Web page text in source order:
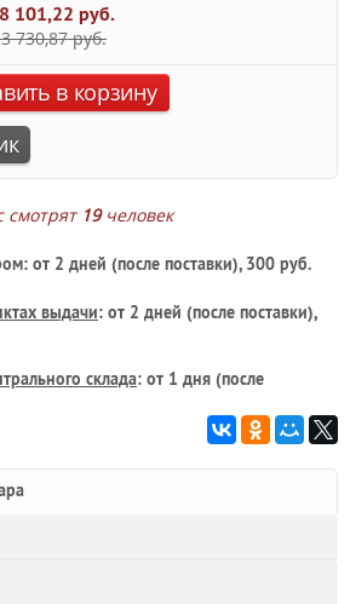
8 101,22 руб.
730,87 руб.
в корзину
смотрят 19человек
от 2 дней (после поставки), 300 руб.
выдачи: от 2 дней (после поставки),
склада: от 1 дня (после